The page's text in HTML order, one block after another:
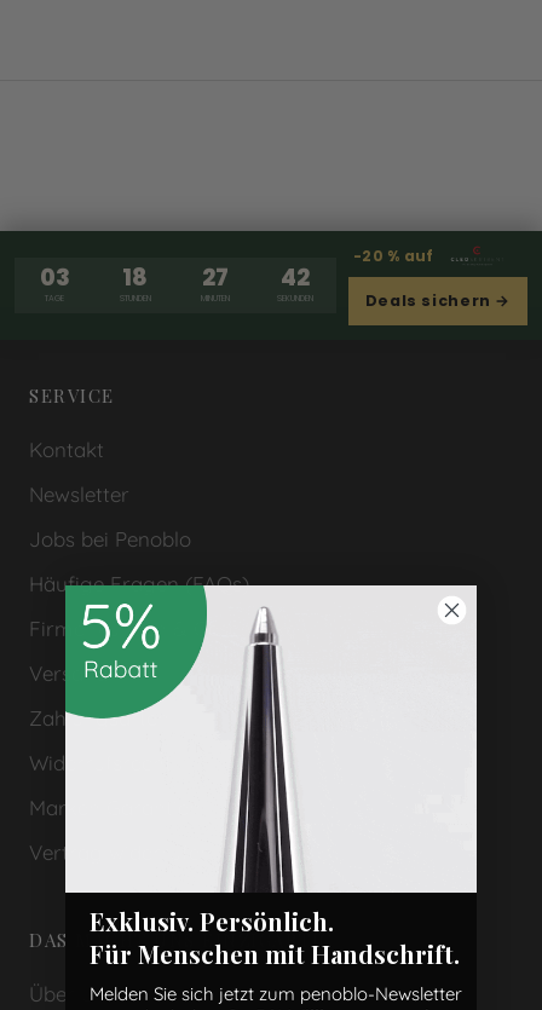
03
TAGE
18
STUNDEN
27
MINUTEN
41
SEKUNDEN
-20 % auf
Deals sichern →
SERVICE
Kontakt
Newsletter
Jobs bei Penoblo
Häufige Fragen (FAQs)
Firmenkunden & Geschenke
Versand
Zahlungsarten
Widerrufsrecht
Marken Garantien
Vertrag widerrufen
DAS MACHT UNS EINZIGARTIG
Über uns
Exklusiv. Persönlich.
Für Menschen mit Handschrift.
Melden Sie sich jetzt zum penoblo-Newsletter